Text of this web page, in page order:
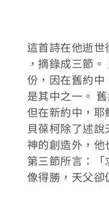
這首詩在他逝
，摘錄成三節
份，因在舊約中
是其中之一。
但在新約中，耶
貝葆柯除了述
神的創造外，
第三節所言：
像得勝，天父卻